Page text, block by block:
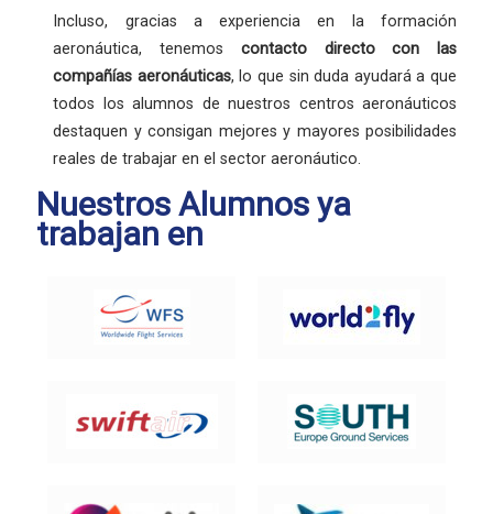
Incluso, gracias a experiencia en la formación
aeronáutica, tenemos contacto directo con las
compañías aeronáuticas, lo que sin duda ayudará a que
todos los alumnos de nuestros centros aeronáuticos
destaquen y consigan mejores y mayores posibilidades
reales de trabajar en el sector aeronáutico.
Nuestros Alumnos ya
trabajan en